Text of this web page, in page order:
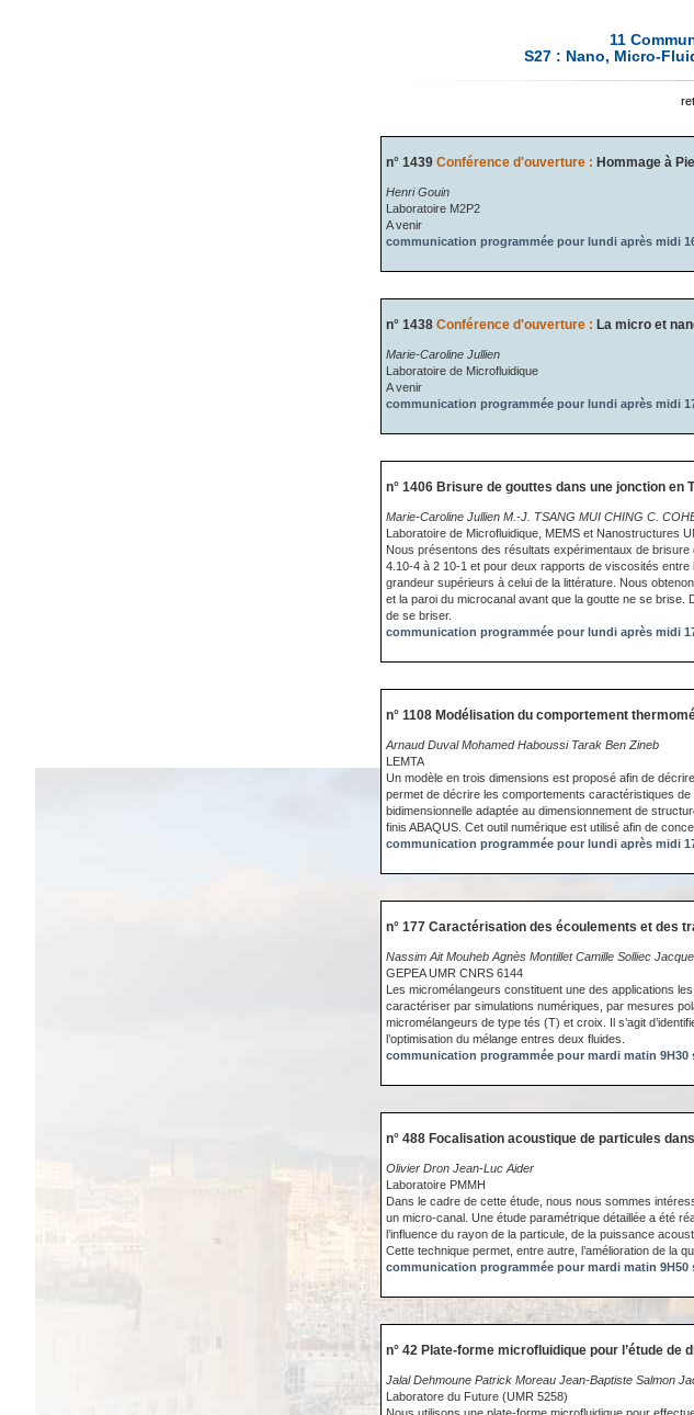
11
S27 : Nano, Micro-
n° 1439 Conférence d'ouverture : Hommage à
Henri Gouin
Laboratoire M2P2
A venir
communication programmée pour lundi après midi
n° 1438 Conférence d'ouverture : La micro et
Marie-Caroline Jullien
Laboratoire de Microfluidique
A venir
communication programmée pour lundi après midi
n° 1406 Brisure de gouttes dans une jonction en
Marie-Caroline Jullien M.-J. TSANG MUI CHING C.
Laboratoire de Microfluidique, MEMS et Nanostructures
Nous présentons des résultats expérimentaux de
4.10-4 à 2 10-1 et pour deux rapports de viscosités
grandeur supérieurs à celui de la littérature. Nous
et la paroi du microcanal avant que la goutte ne se
de se briser.
communication programmée pour lundi après midi
n° 1108 Modélisation du comportement
Arnaud Duval Mohamed Haboussi Tarak Ben Zineb
LEMTA
Un modèle en trois dimensions est proposé afin de
permet de décrire les comportements caractéristiques
bidimensionnelle adaptée au dimensionnement de
finis ABAQUS. Cet outil numérique est utilisé afin de
communication programmée pour lundi après midi
n° 177 Caractérisation des écoulements et des
Nassim Ait Mouheb Agnès Montillet Camille Solliec
GEPEA UMR CNRS 6144
Les micromélangeurs constituent une des applications
caractériser par simulations numériques, par mesures
micromélangeurs de type tés (T) et croix. Il s’agit
l’optimisation du mélange entres deux fluides.
communication programmée pour mardi matin 9H30
n° 488 Focalisation acoustique de particules
Olivier Dron Jean-Luc Aider
Laboratoire PMMH
Dans le cadre de cette étude, nous nous sommes
un micro-canal. Une étude paramétrique détaillée a été
l’influence du rayon de la particule, de la puissance
Cette technique permet, entre autre, l’amélioration de la
communication programmée pour mardi matin 9H50
n° 42 Plate-forme microfluidique pour l’étude de
Jalal Dehmoune Patrick Moreau Jean-Baptiste Salmon
Laboratore du Future (UMR 5258)